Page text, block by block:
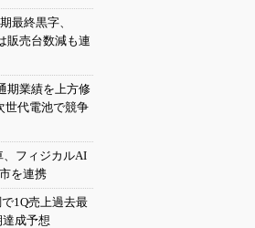
最終黒字、
販売台数減も連
期業績を上方修
世代電池で競争
フィジカルAI
を連携
1Q売上過去最
成予想